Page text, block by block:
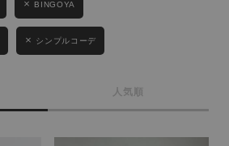
BINGOYA
シンプルコーデ
人気順